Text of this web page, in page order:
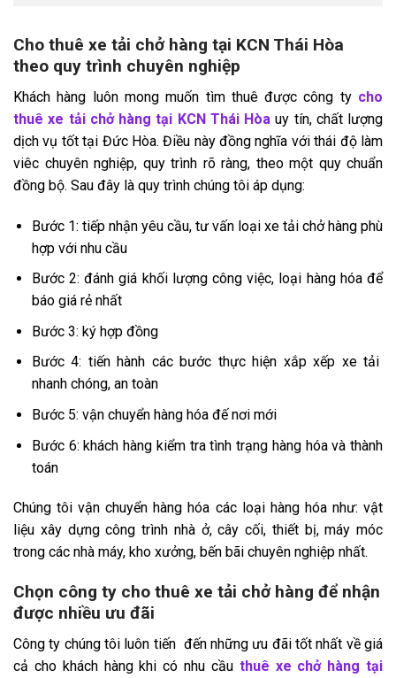
Cho thuê xe tải chở hàng tại KCN Thái Hòa
theo quy trình chuyên nghiệp
Khách hàng luôn mong muốn tìm thuê được công ty cho
thuê xe tải chở hàng tại KCN Thái Hòa uy tín, chất lượng
dịch vụ tốt tại Đức Hòa. Điều này đồng nghĩa với thái độ làm
viêc chuyên nghiệp, quy trình rõ ràng, theo một quy chuẩn
đồng bộ. Sau đây là quy trình chúng tôi áp dụng:
Bước 1: tiếp nhận yêu cầu, tư vấn loại xe tải chở hàng phù
hợp với nhu cầu
Bước 2: đánh giá khối lượng công việc, loại hàng hóa để
báo giá rẻ nhất
Bước 3: ký hợp đồng
Bước 4: tiến hành các bước thực hiện xắp xếp xe tải
nhanh chóng, an toàn
Bước 5: vận chuyển hàng hóa đế nơi mới
Bước 6: khách hàng kiểm tra tình trạng hàng hóa và thành
toán
Chúng tôi vận chuyển hàng hóa các loại hàng hóa như: vật
liệu xây dựng công trình nhà ở, cây cối, thiết bị, máy móc
trong các nhà máy, kho xưởng, bến bãi chuyên nghiệp nhất.
Chọn công ty cho thuê xe tải chở hàng để nhận
được nhiều ưu đãi
Công ty chúng tôi luôn tiến đến những ưu đãi tốt nhất về giá
cả cho khách hàng khi có nhu cầu thuê xe chở hàng tại